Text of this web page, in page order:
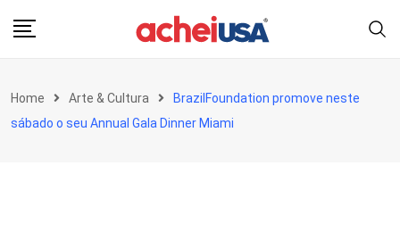
Home Arte & Cultura
BrazilFoundation promove neste
sábado o seu Annual Gala Dinner Miami